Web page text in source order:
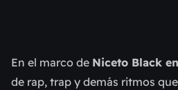
En el marco de Niceto Black
de rap, trap y demás ritmos